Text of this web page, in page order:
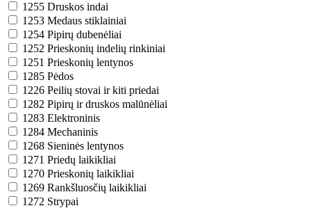
1255 Druskos indai
1253 Medaus stiklainiai
1254 Pipirų dubenėliai
1252 Prieskonių indelių rinkiniai
1251 Prieskonių lentynos
1285 Pėdos
1226 Peilių stovai ir kiti priedai
1282 Pipirų ir druskos malūnėliai
1283 Elektroninis
1284 Mechaninis
1268 Sieninės lentynos
1271 Priedų laikikliai
1270 Prieskonių laikikliai
1269 Rankšluosčių laikikliai
1272 Strypai